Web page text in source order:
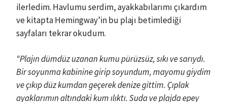
ilerledim. Havlumu serdim, ayakkabılarımı çıkardım
ve kitapta Hemingway’in bu plajı betimlediği
sayfaları tekrar okudum.
“Plajın dümdüz uzanan kumu pürüzsüz, sıkı ve sarıydı.
Bir soyunma kabinine girip soyundum, mayomu giydim
ve çıkıp düz kumdan geçerek denize gittim. Çıplak
ayaklarımın altındaki kum ılıktı. Suda ve plajda epey